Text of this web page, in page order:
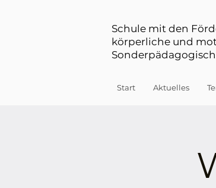
Schule mit den
körperliche und
Start Aktuelles